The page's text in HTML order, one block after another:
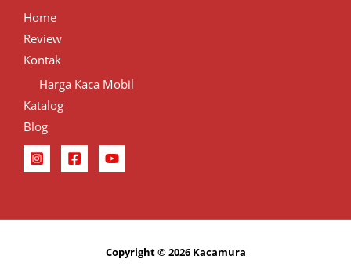
Home
Review
Kontak
Harga Kaca Mobil
Katalog
Blog
Copyright © 2026 Kacamura